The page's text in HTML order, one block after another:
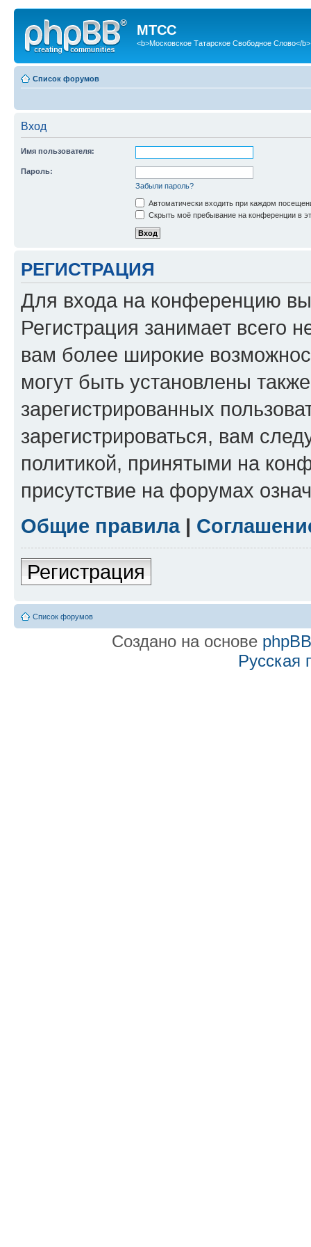
МТСС
<b>Московское Татарское Свободное Слово</b>
Список форумов
Вход
Имя пользователя:
Пароль:
Забыли пароль?
Автоматически входить при каждом
Скрыть моё пребывание на конференции в
РЕГИСТРАЦИЯ
Для входа на конференцию
Регистрация занимает всего
вам более широкие
могут быть установлены
зарегистрированных
зарегистрироваться, вам
политикой, принятыми на
присутствие на форумах
Общие правила|
Регистрация
Список форумов
Создано на основе phpBB
Русская